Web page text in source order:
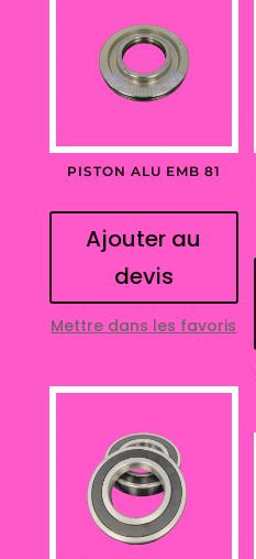
PISTON ALU EMB 81
Ajouter au
devis
Mettre dans les favoris